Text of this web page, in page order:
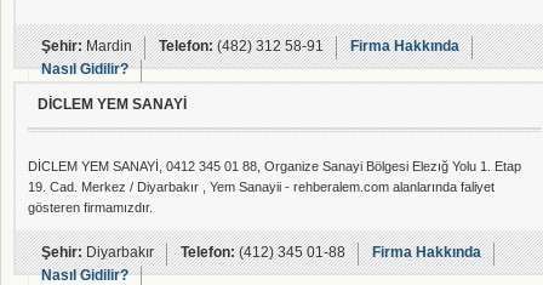
Şehir:Mardin Telefon:(482) 312 58-91
Firma Hakkında
Nasıl Gidilir?
DİCLEM YEM SANAYİ
DİCLEM YEM SANAYİ, 0412 345 01 88, Organize Sanayi Bölgesi Elezığ Yolu 1. Etap
19. Cad. Merkez / Diyarbakır , Yem Sanayii - rehberalem.com alanlarında faliyet
gösteren firmamızdır.
Şehir:Diyarbakır Telefon:(412) 345 01-88
Firma Hakkında
Nasıl Gidilir?